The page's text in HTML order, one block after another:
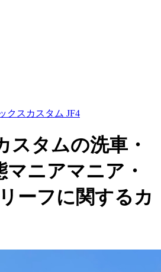
クスカスタム JF4
スタムの洗車・
ニアマニア・
ーフに関するカ